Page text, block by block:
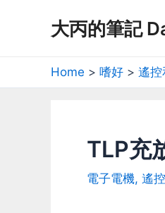
大丙的筆記
Home 嗜好 遙控
TLP充
電子電機, 遙